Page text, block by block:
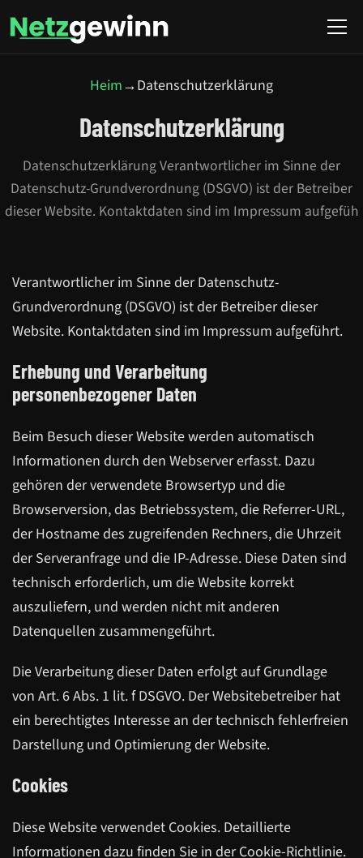
Heim→Datenschutzerklärung
Datenschutzerklärung
Datenschutzerklärung Verantwortlicher im Sinne der
Datenschutz-Grundverordnung (DSGVO) ist der Betreiber
dieser Website. Kontaktdaten sind im Impressum aufgefüh
Verantwortlicher im Sinne der Datenschutz-
Grundverordnung (DSGVO) ist der Betreiber dieser
Website. Kontaktdaten sind im Impressum aufgeführt.
Erhebung und Verarbeitung
personenbezogener Daten
Beim Besuch dieser Website werden automatisch
Informationen durch den Webserver erfasst. Dazu
gehören der verwendete Browsertyp und die
Browserversion, das Betriebssystem, die Referrer-URL,
der Hostname des zugreifenden Rechners, die Uhrzeit
der Serveranfrage und die IP-Adresse. Diese Daten sind
technisch erforderlich, um die Website korrekt
auszuliefern, und werden nicht mit anderen
Datenquellen zusammengeführt.
Die Verarbeitung dieser Daten erfolgt auf Grundlage
von Art. 6 Abs. 1 lit. f DSGVO. Der Websitebetreiber hat
ein berechtigtes Interesse an der technisch fehlerfreien
Darstellung und Optimierung der Website.
Cookies
Diese Website verwendet Cookies. Detaillierte
Informationen dazu finden Sie in der Cookie-Richtlinie.